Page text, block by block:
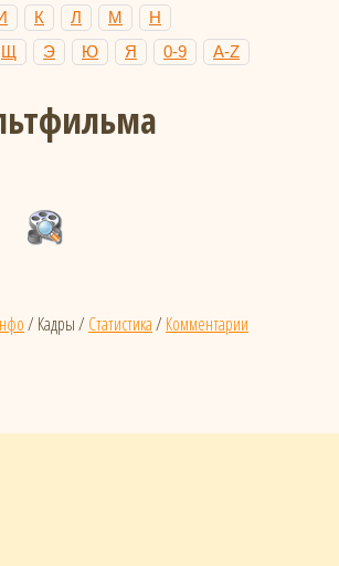
К Л М
Н
Щ Э Ю Я 0-9 A-Z
/ Кадры / Статистика/ Комментарии